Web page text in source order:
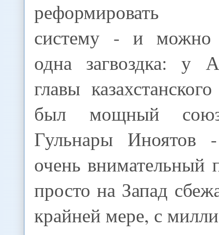
реформировать
систему - и можно
одна загвоздка: у
главы
был мощный
Гульнары
очень внимательный
просто на Запад
крайней мере, с